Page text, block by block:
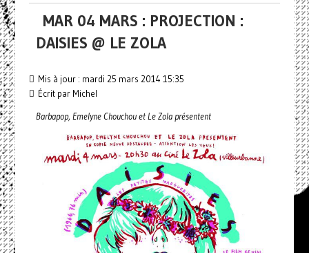
MAR 04 MARS : PROJECTION :
DAISIES @ LE ZOLA
Mis à jour : mardi 25 mars 2014 15:35
Écrit par Michel
Barbapop, Emelyne Chouchou et Le Zola présentent